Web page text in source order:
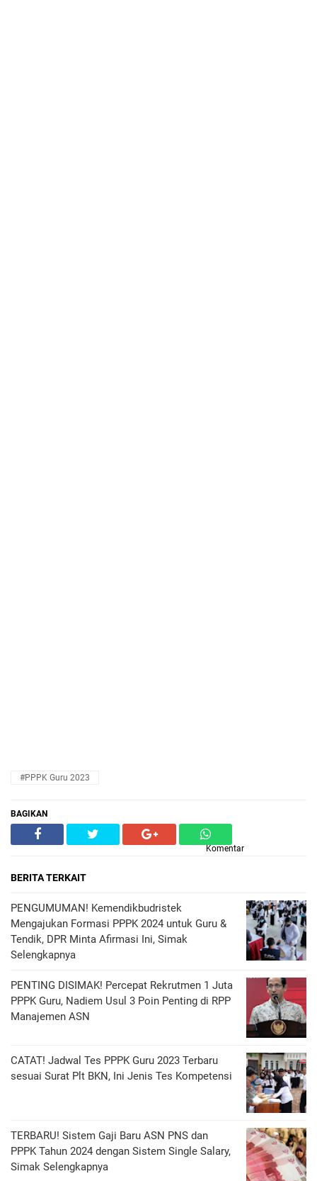
#PPPK Guru 2023
BAGIKAN
Komentar
BERITA TERKAIT
PENGUMUMAN! Kemendikbudristek
Mengajukan Formasi PPPK 2024 untuk Guru &
Tendik, DPR Minta Afirmasi Ini, Simak
Selengkapnya
PENTING DISIMAK! Percepat Rekrutmen 1 Juta
PPPK Guru, Nadiem Usul 3 Poin Penting di RPP
Manajemen ASN
CATAT! Jadwal Tes PPPK Guru 2023 Terbaru
sesuai Surat Plt BKN, Ini Jenis Tes Kompetensi
TERBARU! Sistem Gaji Baru ASN PNS dan
PPPK Tahun 2024 dengan Sistem Single Salary,
Simak Selengkapnya